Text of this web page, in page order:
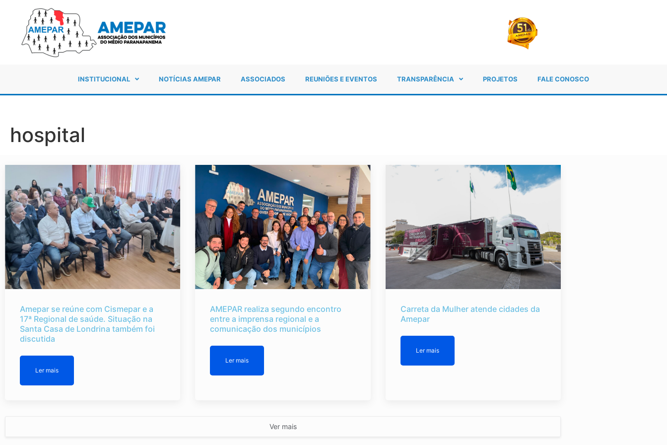
INSTITUCIONAL NOTÍCIAS AMEPAR ASSOCIADOS REUNIÕES E EVENTOS TRANSPARÊNCIA PROJETOS FALE CONOSCO
hospital
Amepar se reúne com Cismepar e a
17ª Regional de saúde. Situação na
Santa Casa de Londrina também foi
discutida
Ler mais
AMEPAR realiza segundo encontro
entre a imprensa regional e a
comunicação dos municípios
Ler mais
Carreta da Mulher atende cidades da
Amepar
Ler mais
Ver mais